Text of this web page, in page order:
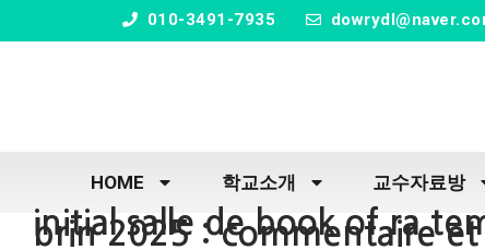
010-3491-7935
HOME 학교소개 교수자료방
initial salle de book of ra
brin 2025 : commentaire et